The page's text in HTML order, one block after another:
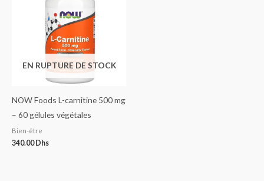
EN RUPTURE DE STOCK
NOW Foods L-carnitine 500 mg
– 60 gélules végétales
Bien-être
340.00Dhs